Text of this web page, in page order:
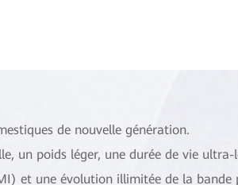
de nouvelle génération.
un poids léger, une durée de vie ultra-
et une évolution illimitée de la bande